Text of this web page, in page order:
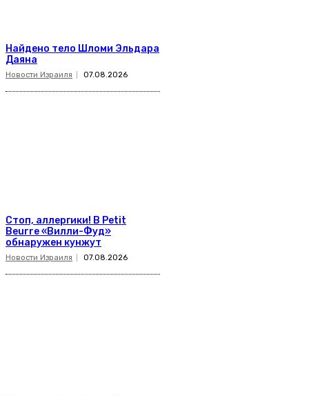
Найдено тело Шломи Эльдара
Даяна
Новости Израиля 07.08.2026
Стоп, аллергики! В Petit
Beurre «Вилли-Фуд»
обнаружен кунжут
Новости Израиля 07.08.2026